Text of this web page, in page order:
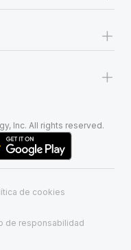
+
+
Inc. All rights reserved.
de cookies
de responsabilidad